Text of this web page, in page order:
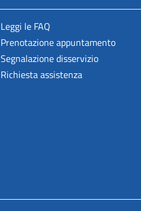
Leggi le FAQ
Prenotazione appuntamento
Segnalazione disservizio
Richiesta assistenza